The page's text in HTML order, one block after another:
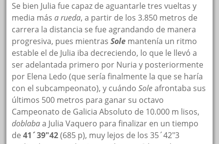
Se bien Julia fue capaz de aguantarle tres vueltas y
media mása rueda, a partir de los 3.850 metros de
carrera la distancia se fue agrandando de manera
progresiva, pues mientrasSole mantenía un ritmo
estable el de Julia iba decreciendo, lo que le llevó a
ser adelantada primero por Nuria y posteriormente
por Elena Ledo (que sería finalmente la que se haría
con el subcampeonato), y cuándoSoleafrontaba sus
últimos 500 metros para ganar su octavo
Campeonato de Galicia Absoluto de 10.000 m lisos,
doblabaa Julia Vaquero para finalizar en un tiempo
de41´39″42(685 p), muy lejos de los 35´42″3